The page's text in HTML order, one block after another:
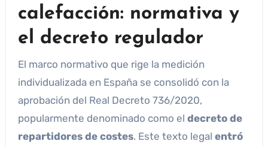
calefacción: normativa y
el decreto regulador
El marco normativo que rige la medición
individualizada en España se consolidó con la
aprobación del Real Decreto 736/2020,
popularmente denominado como el decreto de
repartidores de costes. Este texto legal entró